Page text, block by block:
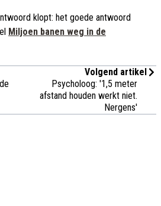
klopt: het goede antwoord
Miljoen banen weg in de
Volgend artikel
Psycholoog: '1,5 meter
afstand houden werkt niet.
Nergens'